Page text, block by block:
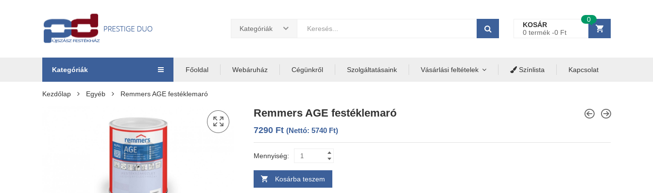
Kategóriák
KOSÁR
0 termék -0 Ft
0
Kategóriák Főoldal Webáruház Cégünkről Szolgáltatásaink Vásárlási feltételek Színlista Kapcsolat
Kezdőlap Egyéb Remmers AGE festéklemaró
Remmers AGE festéklemaró
7290 Ft (Nettó: 5740 Ft)
Mennyiség:
Kosárba teszem